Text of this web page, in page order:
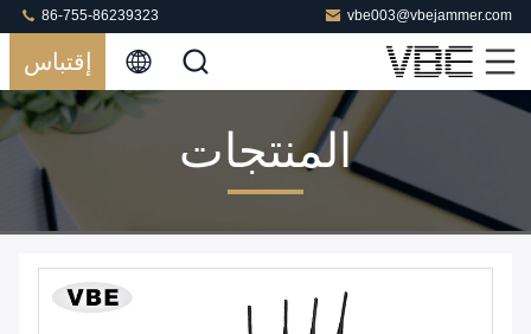
vbe003@vbejammer.com
86-755-86239323
إقتباس
المنتجات